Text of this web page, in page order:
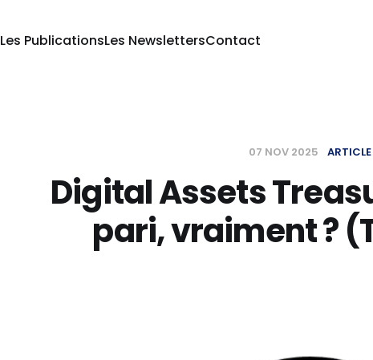
Les PublicationsLes NewslettersContact
07 NOV 2025 ARTICLE
Digital Assets
pari, vraiment ?